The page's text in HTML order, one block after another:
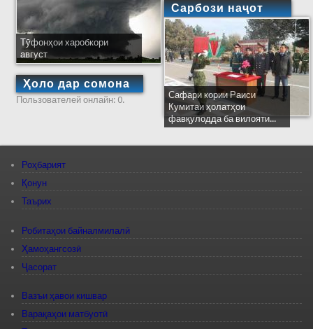
Тӯфонҳои харобкори
август
Ҳоло дар сомона
Пользователей онлайн: 0.
Сарбози наҷот
Сафари кории Раиси
Кумитаи ҳолатҳои
фавқулодда ба вилояти...
Роҳбарият
Қонун
Таърих
Робитаҳои байналмилалӣ
Ҳамоҳангсозӣ
Ҷасорат
Вазъи ҳавои кишвар
Варақаҳои матбуотӣ